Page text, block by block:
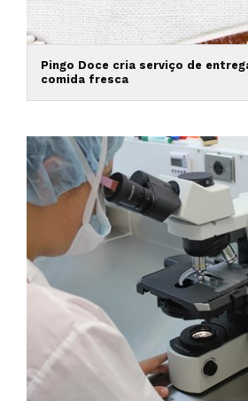
Pingo Doce cria serviço de
comida fresca